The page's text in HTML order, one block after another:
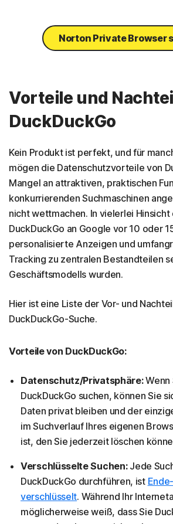
Norton Private Browser
Vorteile und
DuckDuckGo
Kein Produkt ist perfekt, und für
mögen die Datenschutzvorteile von
Mangel an attraktiven, praktischen
konkurrierenden Suchmaschinen
nicht wettmachen. In vielerlei
DuckDuckGo an Google vor 10 oder
personalisierte Anzeigen und
Tracking zu zentralen Bestandteilen
Geschäftsmodells wurden.
Hier ist eine Liste der Vor- und
DuckDuckGo-Suche.
Vorteile von DuckDuckGo:
Datenschutz/Privatsphäre:Wenn
DuckDuckGo suchen, können Sie
Daten privat bleiben und der
im Suchverlauf Ihres eigenen
ist, den Sie jederzeit löschen
Verschlüsselte Suchen: Jede
DuckDuckGo durchführen, ist
verschlüsselt. Während Ihr
möglicherweise weiß, dass Sie